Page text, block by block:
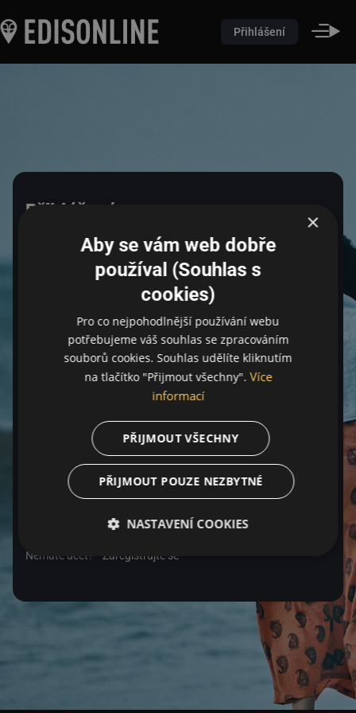
Přihlášení
Přihlášení
Pro přihlášení zadejte login a heslo
Zapomenuté heslo
Nemáte účet? Zaregistrujte se
×
Aby se vám web dobře
používal (Souhlas s
cookies)
Pro co nejpohodlnější používání webu
potřebujeme váš souhlas se zpracováním
souborů cookies. Souhlas udělíte kliknutím
na tlačítko "Přijmout všechny". Více
informací
PŘIJMOUT VŠECHNY
PŘIJMOUT POUZE NEZBYTNÉ
NASTAVENÍ COOKIES